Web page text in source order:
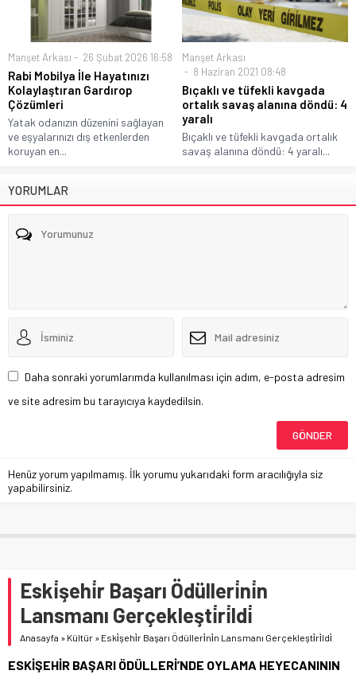
Manşet Arkası 26 Şubat 2026 16:58
Rabi Mobilya İle Hayatınızı
Kolaylaştıran Gardırop
Çözümleri
Yatak odanızın düzenini sağlayan
ve eşyalarınızı dış etkenlerden
koruyan en...
Manşet Arkası
8 Haziran 2021 08:48
Bıçaklı ve tüfekli kavgada
ortalık savaş alanına döndü: 4
yaralı
Bıçaklı ve tüfekli kavgada ortalık
savaş alanına döndü: 4 yaralı...
YORUMLAR
Daha sonraki yorumlarımda kullanılması için adım, e-posta adresim
ve site adresim bu tarayıcıya kaydedilsin.
Henüz yorum yapılmamış. İlk yorumu yukarıdaki form aracılığıyla siz
yapabilirsiniz.
Eski̇şehi̇r Başarı Ödülleri̇ni̇n
Lansmanı Gerçekleşti̇ri̇ldi̇
Anasayfa » Kültür » Eski̇şehi̇r Başarı Ödülleri̇ni̇n Lansmanı Gerçekleşti̇ri̇ldi̇
ESKİŞEHİR BAŞARI ÖDÜLLERİ’NDE OYLAMA HEYECANININ